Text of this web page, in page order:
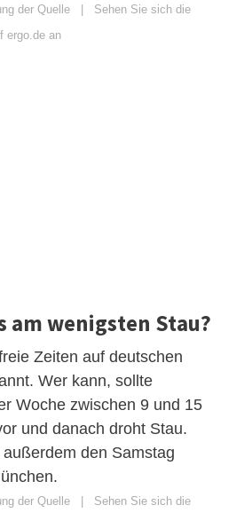
der Quelle
Sehen Sie sich die
ergo.de an
am wenigsten Stau?
Zeiten auf deutschen
Wer kann, sollte
Woche zwischen 9 und 15
und danach droht Stau.
den Samstag
der Quelle
Sehen Sie sich die